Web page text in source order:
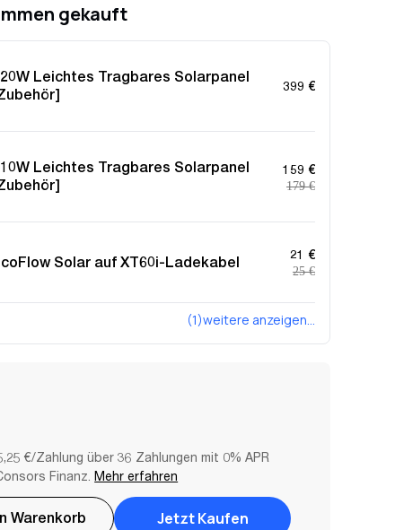
gekauft
Leichtes Tragbares Solarpanel
399 €
Leichtes Tragbares Solarpanel
179 €
159 €
Solar auf XT60i-Ladekabel
25 €
21 €
(1)weitere anzeigen...
€/Zahlung über 36 Zahlungen mit 0% APR
Finanz. Mehr erfahren
Warenkorb Jetzt Kaufen